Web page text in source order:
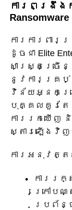
ការពង្រឹង
ការការពារ
ដូចជា Elite
សាស្រ្តច្រើ
នូវការគ្រប់
វិន័យអ្នកប្រ
បុគ្គលគួរតែ
ការរកឃើញ
ស្តារឡើងវិញ
ការអនុវត្ត
ការរក្
ក្រៅបណ្
ប្រព័ន្